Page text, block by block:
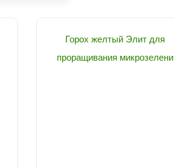
Горох желтый Элит для
проращивания микрозелени